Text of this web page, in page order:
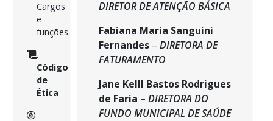
Cargos
e
funções
Código
de
Ética
DIRETOR DE ATENÇÃO BÁSICA
Fabiana Maria Sanguini
Fernandes– DIRETORA DE
FATURAMENTO
Jane KellI Bastos Rodrigues
de Faria – DIRETORA DO
FUNDO MUNICIPAL DE SAÚDE